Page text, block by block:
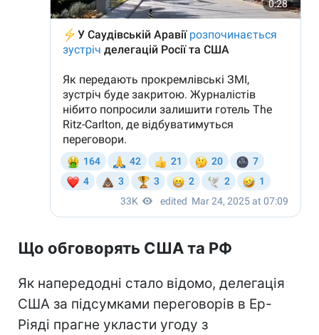
Що обговорять США та РФ
Як напередодні стало відомо, делегація
США за підсумками переговорів в Ер-
Ріяді прагне укласти угоду з